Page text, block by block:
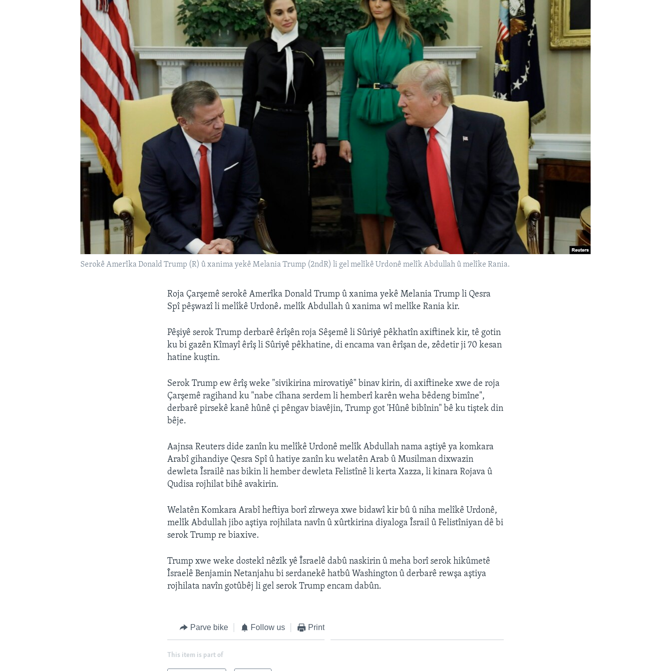
Serokê Amerîka Donald Trump (R) û xanima yekê Melania Trump (2ndR) li gel melîkê Urdonê melîk Abdullah û melîke Rania.
Roja Çarşemê serokê Amerîka Donald Trump û xanima yekê Melania Trump li Qesra
Spî pêşwazî li melîkê Urdonê، melîk Abdullah û xanima wî melîke Rania kir.
Pêşiyê serok Trump derbarê êrîşên roja Sêşemê li Sûriyê pêkhatîn axiftinek kir, tê gotin
ku bi gazên Kîmayî êrîş li Sûriyê pêkhatine, di encama van êrîşan de, zêdetir ji 70 kesan
hatine kuştin.
Serok Trump ew êrîş weke "sivikirina mirovatiyê" binav kirin, di axiftineke xwe de roja
Çarşemê ragihand ku "nabe cîhana serdem li hemberî karên weha bêdeng bimîne",
derbarê pirsekê kanê hûnê çi pêngav biavêjin, Trump got 'Hûnê bibînin" bê ku tiştek din
bêje.
Aajnsa Reuters dide zanîn ku melîkê Urdonê melîk Abdullah nama aştiyê ya komkara
Arabî gihandiye Qesra Spî û hatiye zanîn ku welatên Arab û Musilman dixwazin
dewleta Îsrailê nas bikin li hember dewleta Felistînê li kerta Xazza, li kinara Rojava û
Qudisa rojhilat bihê avakirin.
Welatên Komkara Arabî heftiya borî zîrweya xwe bidawî kir bû û niha melîkê Urdonê,
melîk Abdullah jibo aştiya rojhilata navîn û xûrtkirina diyaloga Îsrail û Felistîniyan dê bi
serok Trump re biaxive.
Trump xwe weke dostekî nêzîk yê Îsraelê dabû naskirin û meha borî serok hikûmetê
Îsraelê Benjamin Netanjahu bi serdanekê hatbû Washington û derbarê rewşa aştiya
rojhilata navîn gotûbêj li gel serok Trump encam dabûn.
Parve bike Follow us Print
This item is part of